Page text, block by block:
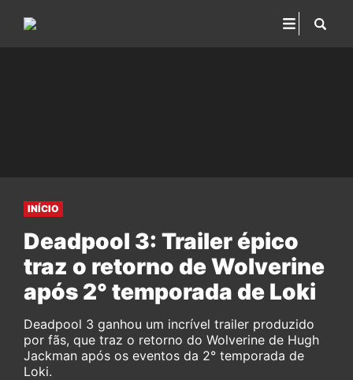
INÍCIO
Deadpool 3: Trailer épico
traz o retorno de Wolverine
após 2° temporada de Loki
Deadpool 3 ganhou um incrível trailer produzido
por fãs, que traz o retorno do Wolverine de Hugh
Jackman após os eventos da 2° temporada de
Loki.